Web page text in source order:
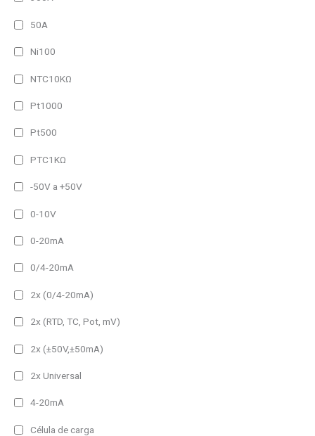
1980 lm
2960 lm
50A
Ni100
NTC10KΩ
Pt1000
Pt500
PTC1KΩ
-50V a +50V
0-10V
0-20mA
0/4-20mA
2x (0/4-20mA)
2x (RTD, TC, Pot, mV)
2x (±50V,±50mA)
2x Universal
4-20mA
Célula de carga